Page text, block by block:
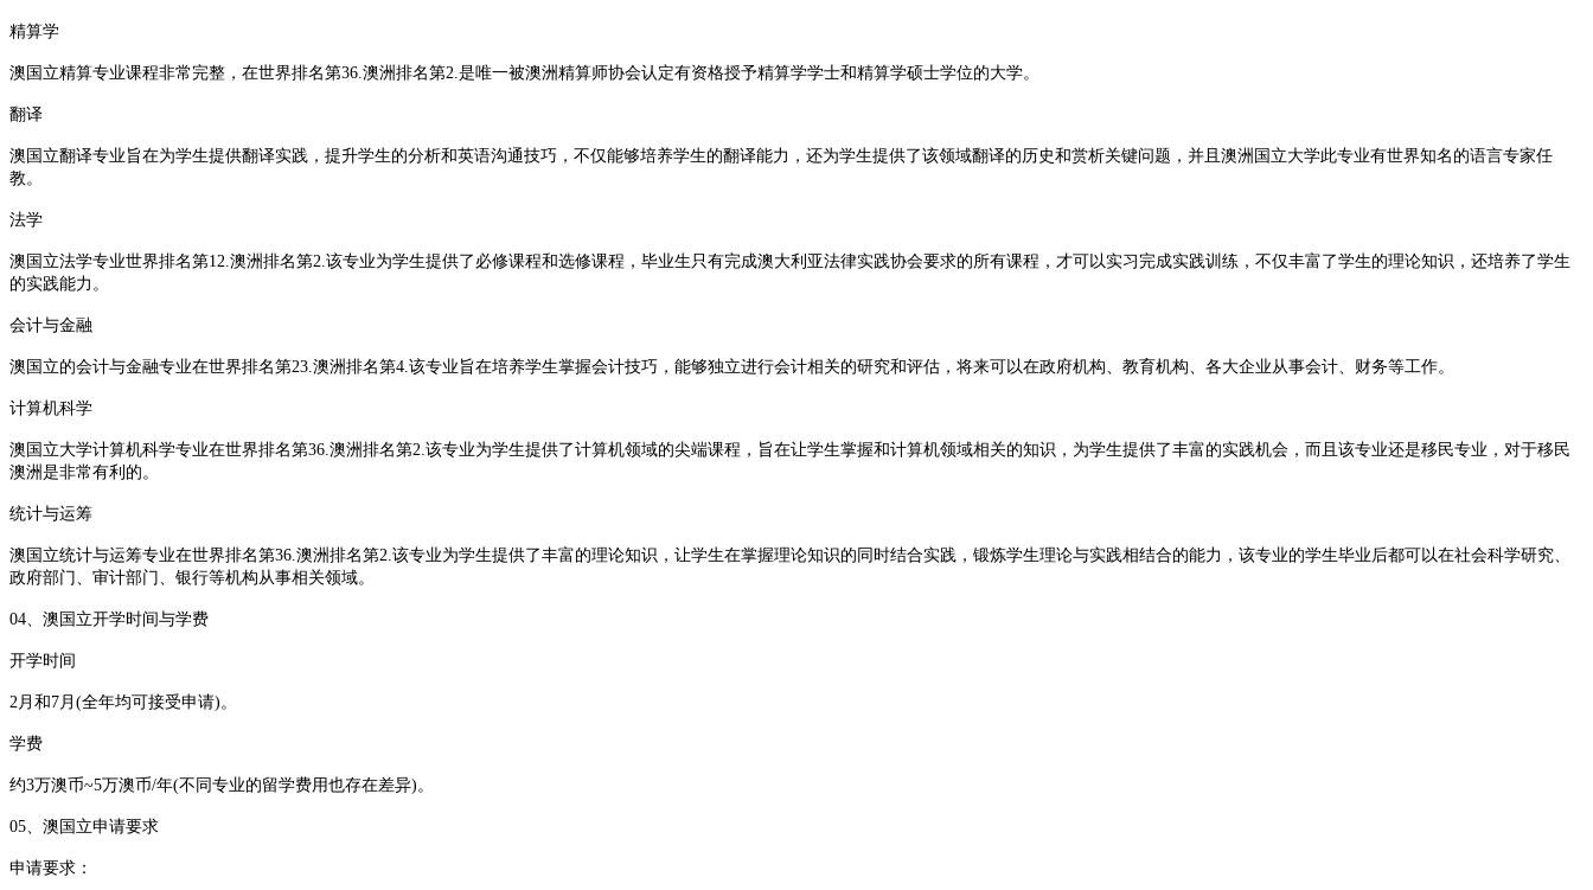
精算学
澳国立精算专业课程非常完整，在世界排名第36.澳洲排名第2.是唯一被澳洲精算师协会认定有资格授予精算学学士和精算学硕士学位的大学。
翻译
澳国立翻译专业旨在为学生提供翻译实践，提升学生的分析和英语沟通技巧，不仅能够培养学生的翻译能力，还为学生提供了该领域翻译的历史和赏析关键问题，并且澳洲国立大学此专业有世界知名的语言专家任
教。
法学
澳国立法学专业世界排名第12.澳洲排名第2.该专业为学生提供了必修课程和选修课程，毕业生只有完成澳大利亚法律实践协会要求的所有课程，才可以实习完成实践训练，不仅丰富了学生的理论知识，还培养了学生
的实践能力。
会计与金融
澳国立的会计与金融专业在世界排名第23.澳洲排名第4.该专业旨在培养学生掌握会计技巧，能够独立进行会计相关的研究和评估，将来可以在政府机构、教育机构、各大企业从事会计、财务等工作。
计算机科学
澳国立大学计算机科学专业在世界排名第36.澳洲排名第2.该专业为学生提供了计算机领域的尖端课程，旨在让学生掌握和计算机领域相关的知识，为学生提供了丰富的实践机会，而且该专业还是移民专业，对于移民
澳洲是非常有利的。
统计与运筹
澳国立统计与运筹专业在世界排名第36.澳洲排名第2.该专业为学生提供了丰富的理论知识，让学生在掌握理论知识的同时结合实践，锻炼学生理论与实践相结合的能力，该专业的学生毕业后都可以在社会科学研究、
政府部门、审计部门、银行等机构从事相关领域。
04、澳国立开学时间与学费
开学时间
2月和7月(全年均可接受申请)。
学费
约3万澳币~5万澳币/年(不同专业的留学费用也存在差异)。
05、澳国立申请要求
申请要求：